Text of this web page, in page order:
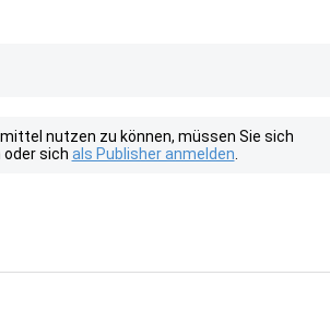
nutzen zu können, müssen Sie sich
oder sich als Publisher anmelden